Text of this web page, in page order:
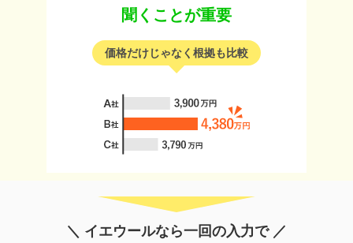
聞くことが重要
価格だけじゃなく根拠も比較
＼ イエウールなら一回の入力で ／